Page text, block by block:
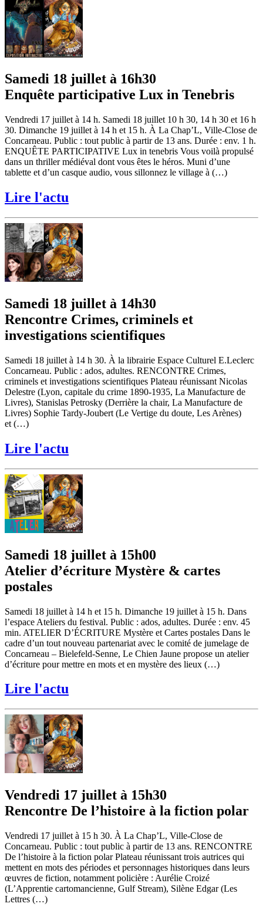
Samedi 18 juillet à 16h30
Enquête participative Lux in Tenebris
Vendredi 17 juillet à 14 h. Samedi 18 juillet 10 h 30, 14 h 30 et 16 h
30. Dimanche 19 juillet à 14 h et 15 h. À La Chap’L, Ville-Close de
Concarneau. Public : tout public à partir de 13 ans. Durée : env. 1 h.
ENQUÊTE PARTICIPATIVE Lux in tenebris Vous voilà propulsé
dans un thriller médiéval dont vous êtes le héros. Muni d’une
tablette et d’un casque audio, vous sillonnez le village à (…)
Lire l'actu
Samedi 18 juillet à 14h30
Rencontre Crimes, criminels et
investigations scientifiques
Samedi 18 juillet à 14 h 30. À la librairie Espace Culturel E.Leclerc
Concarneau. Public : ados, adultes. RENCONTRE Crimes,
criminels et investigations scientifiques Plateau réunissant Nicolas
Delestre (Lyon, capitale du crime 1890-1935, La Manufacture de
Livres), Stanislas Petrosky (Derrière la chair, La Manufacture de
Livres) Sophie Tardy-Joubert (Le Vertige du doute, Les Arènes)
et (…)
Lire l'actu
Samedi 18 juillet à 15h00
Atelier d’écriture Mystère & cartes
postales
Samedi 18 juillet à 14 h et 15 h. Dimanche 19 juillet à 15 h. Dans
l’espace Ateliers du festival. Public : ados, adultes. Durée : env. 45
min. ATELIER D’ÉCRITURE Mystère et Cartes postales Dans le
cadre d’un tout nouveau partenariat avec le comité de jumelage de
Concarneau – Bielefeld-Senne, Le Chien Jaune propose un atelier
d’écriture pour mettre en mots et en mystère des lieux (…)
Lire l'actu
Vendredi 17 juillet à 15h30
Rencontre De l’histoire à la fiction polar
Vendredi 17 juillet à 15 h 30. À La Chap’L, Ville-Close de
Concarneau. Public : tout public à partir de 13 ans. RENCONTRE
De l’histoire à la fiction polar Plateau réunissant trois autrices qui
mettent en mots des périodes et personnages historiques dans leurs
œuvres de fiction, notamment policière : Aurélie Croizé
(L’Apprentie cartomancienne, Gulf Stream), Silène Edgar (Les
Lettres (…)